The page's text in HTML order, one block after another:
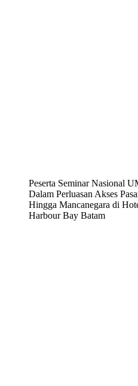
Peserta Seminar Nasional
Dalam Perluasan Akses
Hingga Mancanegara di
Harbour Bay Batam